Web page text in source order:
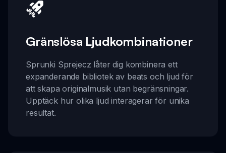
Gränslösa Ljudkombinationer
Sprunki Sprejecz låter dig kombinera ett
expanderande bibliotek av beats och ljud för
att skapa originalmusik utan begränsningar.
Upptäck hur olika ljud interagerar för unika
resultat.